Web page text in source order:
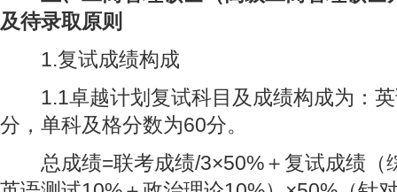
及待录取原则
1.复试成绩构成
1.1卓越计划复试科目及成绩构成为：英
分，单科及格分数为60分。
总成绩=联考成绩/3×50%＋复试成绩（